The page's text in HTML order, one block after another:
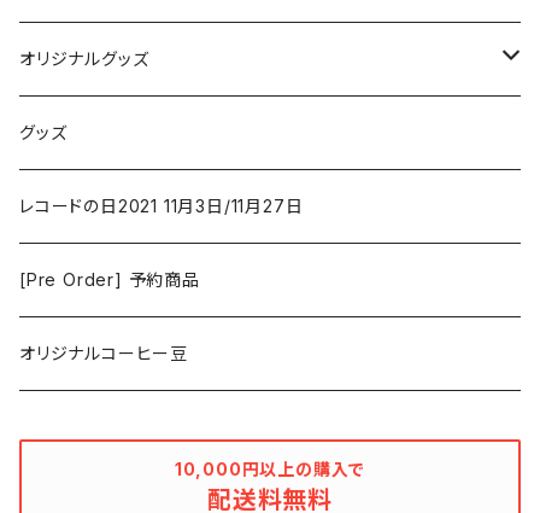
コメディ
ファンタジー/アドベンチャー
アニメーション
ゲーム
ミュージカル/音楽/ドキュメンタリー/コンピ
Grouper
Bill Callahan
New Order
Jazz
オリジナルグッズ
コーヒー
洋服
グッズ
レコードの日2021 11月3日/11月27日
[Pre Order] 予約商品
オリジナルコーヒー豆
10,000円以上の購入で
配送料無料